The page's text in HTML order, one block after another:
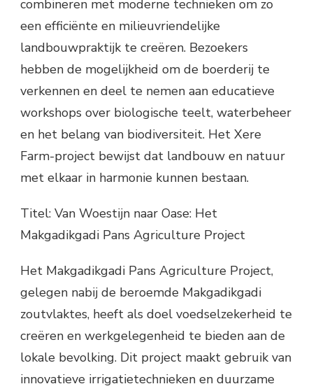
combineren met moderne technieken om zo
een efficiënte en milieuvriendelijke
landbouwpraktijk te creëren. Bezoekers
hebben de mogelijkheid om de boerderij te
verkennen en deel te nemen aan educatieve
workshops over biologische teelt, waterbeheer
en het belang van biodiversiteit. Het Xere
Farm-project bewijst dat landbouw en natuur
met elkaar in harmonie kunnen bestaan.
Titel: Van Woestijn naar Oase: Het
Makgadikgadi Pans Agriculture Project
Het Makgadikgadi Pans Agriculture Project,
gelegen nabij de beroemde Makgadikgadi
zoutvlaktes, heeft als doel voedselzekerheid te
creëren en werkgelegenheid te bieden aan de
lokale bevolking. Dit project maakt gebruik van
innovatieve irrigatietechnieken en duurzame